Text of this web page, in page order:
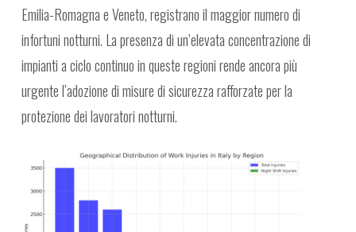
Emilia-Romagna e Veneto, registrano il maggior numero di
infortuni notturni. La presenza di un’elevata concentrazione di
impianti a ciclo continuo in queste regioni rende ancora più
urgente l’adozione di misure di sicurezza rafforzate per la
protezione dei lavoratori notturni.